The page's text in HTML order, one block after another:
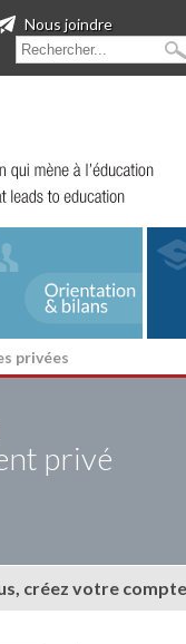
Nous joindre
privées
privé
créez votre